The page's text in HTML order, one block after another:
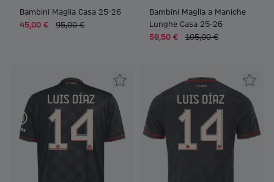
Bambini Maglia Casa 25-26
45,00 €
95,00 €
Bambini Maglia a Maniche
Lunghe Casa 25-26
59,50 €
105,00 €